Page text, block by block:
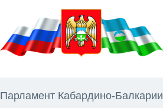
Парламент Кабардино-Балкарии